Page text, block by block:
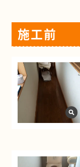
施工前